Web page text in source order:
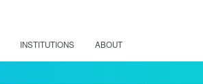
INSTITUTIONS ABOUT